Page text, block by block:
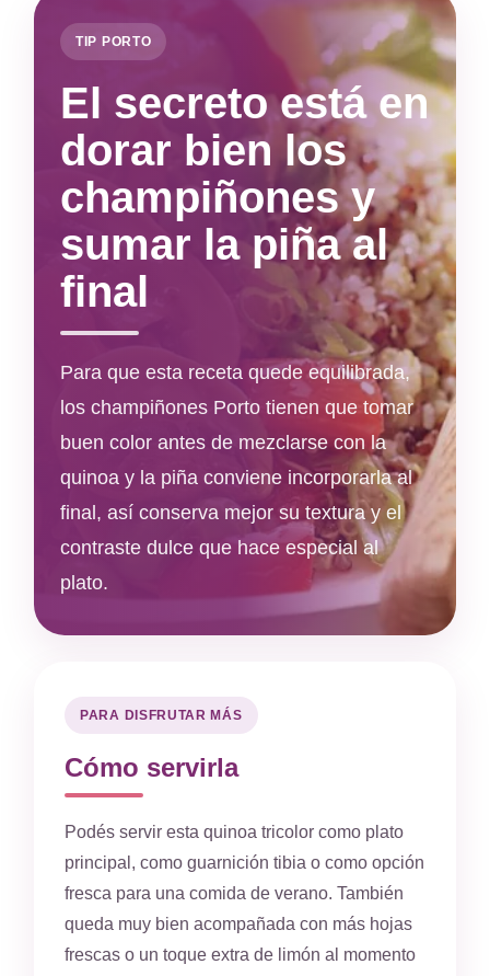
TIP PORTO
El secreto está en
dorar bien los
champiñones y
sumar la piña al
final
Para que esta receta quede equilibrada,
los champiñones Porto tienen que tomar
buen color antes de mezclarse con la
quinoa y la piña conviene incorporarla al
final, así conserva mejor su textura y el
contraste dulce que hace especial al
plato.
PARA DISFRUTAR MÁS
Cómo servirla
Podés servir esta quinoa tricolor como plato
principal, como guarnición tibia o como opción
fresca para una comida de verano. También
queda muy bien acompañada con más hojas
frescas o un toque extra de limón al momento